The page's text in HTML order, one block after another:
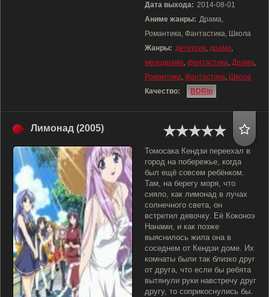
Дата выхода: 2014-08-01
Аниме жанры: Драма,
Романтика, Фантастика, Школа
Жанры: детектив, драма,
мелодрама, фантастика, Драма,
Романтика, Фантастика, Школа
Качество:
BDRip
Лимонад (2005)
Томосака Кендзи переехал в
город на побережье, когда
был ещё совсем ребёнком.
Там, на берегу моря, что
сияло, как лимонад в лучах
солнечного света, он
встретил девочку. Её Коконоэ
Нанами, и как позже
выяснилось жила она в
соседнем от Кендзи доме. Их
комнаты были так близко друг
от друга, что если бы ребята
вытянули руки навстречу друг
другу, то соприкоснулись бы.